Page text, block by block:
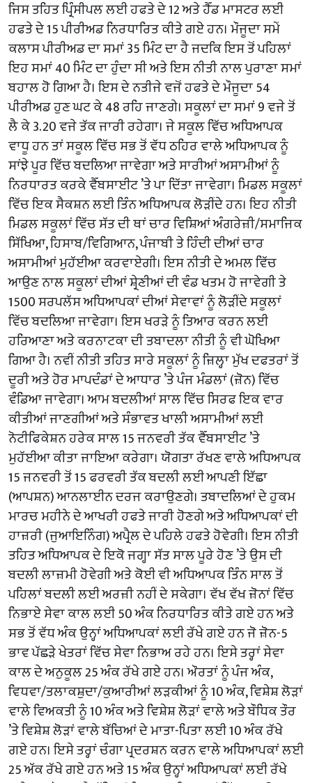
ਜਿਸ ਤਹਿਤ ਪ੍ਰਿੰਸੀਪਲ ਲਈ ਹਫਤੇ ਦੇ 12 ਅਤੇ ਹੈੱਡ ਮਾਸਟਰ ਲਈ
ਹਫਤੇ ਦੇ 15 ਪੀਰੀਅਡ ਨਿਰਧਾਰਿਤ ਕੀਤੇ ਗਏ ਹਨ। ਮੌਜੂਦਾ ਸਮੇਂ
ਕਲਾਸ ਪੀਰੀਅਡ ਦਾ ਸਮਾਂ 35 ਮਿੰਟ ਦਾ ਹੈ ਜਦਕਿ ਇਸ ਤੋਂ ਪਹਿਲਾਂ
ਇਹ ਸਮਾਂ 40 ਮਿੰਟ ਦਾ ਹੁੰਦਾ ਸੀ ਅਤੇ ਇਸ ਨੀਤੀ ਨਾਲ ਪੁਰਾਣਾ ਸਮਾਂ
ਬਹਾਲ ਹੋ ਗਿਆ ਹੈ। ਇਸ ਦੇ ਨਤੀਜੇ ਵਜੋਂ ਹਫਤੇ ਦੇ ਮੌਜੂਦਾ 54
ਪੀਰੀਅਡ ਹੁਣ ਘਟ ਕੇ 48 ਰਹਿ ਜਾਣਗੇ। ਸਕੂਲਾਂ ਦਾ ਸਮਾਂ 9 ਵਜੇ ਤੋਂ
ਲੈ ਕੇ 3.20 ਵਜੇ ਤੱਕ ਜਾਰੀ ਰਹੇਗਾ। ਜੇ ਸਕੂਲ ਵਿੱਚ ਅਧਿਆਪਕ
ਵਾਧੂ ਹਨ ਤਾਂ ਸਕੂਲ ਵਿੱਚ ਸਭ ਤੋਂ ਵੱਧ ਠਹਿਰ ਵਾਲੇ ਅਧਿਆਪਕ ਨੂੰ
ਸਾਂਝੇ ਪੂਰ ਵਿੱਚ ਬਦਲਿਆ ਜਾਵੇਗਾ ਅਤੇ ਸਾਰੀਆਂ ਅਸਾਮੀਆਂ ਨੂੰ
ਨਿਰਧਾਰਤ ਕਰਕੇ ਵੈੱਬਸਾਈਟ ’ਤੇ ਪਾ ਦਿੱਤਾ ਜਾਵੇਗਾ। ਮਿਡਲ ਸਕੂਲਾਂ
ਵਿੱਚ ਇਕ ਸੈਕਸ਼ਨ ਲਈ ਤਿੰਨ ਅਧਿਆਪਕ ਲੋੜੀਂਦੇ ਹਨ। ਇਹ ਨੀਤੀ
ਮਿਡਲ ਸਕੂਲਾਂ ਵਿੱਚ ਸੱਤ ਦੀ ਥਾਂ ਚਾਰ ਵਿਸ਼ਿਆਂ ਅੰਗਰੇਜ਼ੀ/ਸਮਾਜਿਕ
ਸਿੱਖਿਆ, ਹਿਸਾਬ/ਵਿਗਿਆਨ, ਪੰਜਾਬੀ ਤੇ ਹਿੰਦੀ ਦੀਆਂ ਚਾਰ
ਅਸਾਮੀਆਂ ਮੁਹੱਈਆ ਕਰਵਾਏਗੀ। ਇਸ ਨੀਤੀ ਦੇ ਅਮਲ ਵਿੱਚ
ਆਉਣ ਨਾਲ ਸਕੂਲਾਂ ਦੀਆਂ ਸ਼੍ਰੇਣੀਆਂ ਦੀ ਵੰਡ ਖਤਮ ਹੋ ਜਾਵੇਗੀ ਤੇ
1500 ਸਰਪਲੱਸ ਅਧਿਆਪਕਾਂ ਦੀਆਂ ਸੇਵਾਵਾਂ ਨੂੰ ਲੋੜੀਂਦੇ ਸਕੂਲਾਂ
ਵਿੱਚ ਬਦਲਿਆ ਜਾਵੇਗਾ। ਇਸ ਖਰੜੇ ਨੂੰ ਤਿਆਰ ਕਰਨ ਲਈ
ਹਰਿਆਣਾ ਅਤੇ ਕਰਨਾਟਕਾ ਦੀ ਤਬਾਦਲਾ ਨੀਤੀ ਨੂੰ ਵੀ ਘੋਖਿਆ
ਗਿਆ ਹੈ। ਨਵੀਂ ਨੀਤੀ ਤਹਿਤ ਸਾਰੇ ਸਕੂਲਾਂ ਨੂੰ ਜ਼ਿਲ੍ਹਾ ਮੁੱਖ ਦਫਤਰਾਂ ਤੋਂ
ਦੂਰੀ ਅਤੇ ਹੋਰ ਮਾਪਦੰਡਾਂ ਦੇ ਆਧਾਰ ’ਤੇ ਪੰਜ ਮੰਡਲਾਂ (ਜ਼ੋਨ) ਵਿੱਚ
ਵੰਡਿਆ ਜਾਵੇਗਾ। ਆਮ ਬਦਲੀਆਂ ਸਾਲ ਵਿੱਚ ਸਿਰਫ ਇਕ ਵਾਰ
ਕੀਤੀਆਂ ਜਾਣਗੀਆਂ ਅਤੇ ਸੰਭਾਵਤ ਖਾਲੀ ਅਸਾਮੀਆਂ ਲਈ
ਨੋਟੀਫਿਕੇਸ਼ਨ ਹਰੇਕ ਸਾਲ 15 ਜਨਵਰੀ ਤੱਕ ਵੈੱਬਸਾਈਟ ’ਤੇ
ਮੁਹੱਈਆ ਕੀਤਾ ਜਾਇਆ ਕਰੇਗਾ। ਯੋਗਤਾ ਰੱਖਣ ਵਾਲੇ ਅਧਿਆਪਕ
15 ਜਨਵਰੀ ਤੋਂ 15 ਫਰਵਰੀ ਤੱਕ ਬਦਲੀ ਲਈ ਆਪਣੀ ਇੱਛਾ
(ਆਪਸ਼ਨ) ਆਨਲਾਈਨ ਦਰਜ ਕਰਾਉਣਗੇ। ਤਬਾਦਲਿਆਂ ਦੇ ਹੁਕਮ
ਮਾਰਚ ਮਹੀਨੇ ਦੇ ਆਖਰੀ ਹਫਤੇ ਜਾਰੀ ਹੋਣਗੇ ਅਤੇ ਅਧਿਆਪਕਾਂ ਦੀ
ਹਾਜ਼ਰੀ (ਜੁਆਇਨਿੰਗ) ਅਪ੍ਰੈਲ ਦੇ ਪਹਿਲੇ ਹਫਤੇ ਹੋਵੇਗੀ। ਇਸ ਨੀਤੀ
ਤਹਿਤ ਅਧਿਆਪਕ ਦੇ ਇਕੋ ਜਗ੍ਹਾ ਸੱਤ ਸਾਲ ਪੂਰੇ ਹੋਣ ’ਤੇ ਉਸ ਦੀ
ਬਦਲੀ ਲਾਜ਼ਮੀ ਹੋਵੇਗੀ ਅਤੇ ਕੋਈ ਵੀ ਅਧਿਆਪਕ ਤਿੰਨ ਸਾਲ ਤੋਂ
ਪਹਿਲਾਂ ਬਦਲੀ ਲਈ ਅਰਜ਼ੀ ਨਹੀਂ ਦੇ ਸਕੇਗਾ। ਵੱਖ ਵੱਖ ਜ਼ੋਨਾਂ ਵਿੱਚ
ਨਿਭਾਏ ਸੇਵਾ ਕਾਲ ਲਈ 50 ਅੰਕ ਨਿਰਧਾਰਿਤ ਕੀਤੇ ਗਏ ਹਨ ਅਤੇ
ਸਭ ਤੋਂ ਵੱਧ ਅੰਕ ਉਨ੍ਹਾਂ ਅਧਿਆਪਕਾਂ ਲਈ ਰੱਖੇ ਗਏ ਹਨ ਜੋ ਜ਼ੋਨ-5
ਭਾਵ ਪੱਛੜੇ ਖੇਤਰਾਂ ਵਿੱਚ ਸੇਵਾ ਨਿਭਾਅ ਰਹੇ ਹਨ। ਇਸੇ ਤਰ੍ਹਾਂ ਸੇਵਾ
ਕਾਲ ਦੇ ਅਨੁਕੂਲ 25 ਅੰਕ ਰੱਖੇ ਗਏ ਹਨ। ਔਰਤਾਂ ਨੂੰ ਪੰਜ ਅੰਕ,
ਵਿਧਵਾ/ਤਲਾਕਸ਼ੁਦਾ/ਕੁਆਰੀਆਂ ਲੜਕੀਆਂ ਨੂੰ 10 ਅੰਕ, ਵਿਸ਼ੇਸ਼ ਲੋੜਾਂ
ਵਾਲੇ ਵਿਅਕਤੀ ਨੂੰ 10 ਅੰਕ ਅਤੇ ਵਿਸ਼ੇਸ਼ ਲੋੜਾਂ ਵਾਲੇ ਅਤੇ ਬੌਧਿਕ ਤੌਰ
’ਤੇ ਵਿਸ਼ੇਸ਼ ਲੋੜਾਂ ਵਾਲੇ ਬੱਚਿਆਂ ਦੇ ਮਾਤਾ-ਪਿਤਾ ਲਈ 10 ਅੰਕ ਰੱਖੇ
ਗਏ ਹਨ। ਇਸੇ ਤਰ੍ਹਾਂ ਚੰਗਾ ਪ੍ਰਦਰਸ਼ਨ ਕਰਨ ਵਾਲੇ ਅਧਿਆਪਕਾਂ ਲਈ
25 ਅੱਕ ਰੱਖੇ ਗਏ ਹਨ ਅਤੇ 15 ਅੰਕ ਉਨ੍ਹਾਂ ਅਧਿਆਪਕਾਂ ਲਈ ਰੱਖੇ